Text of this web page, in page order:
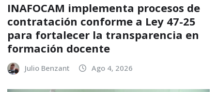
INAFOCAM implementa procesos de
contratación conforme a Ley 47-25
para fortalecer la transparencia en
formación docente
Julio Benzant Ago 4, 2026